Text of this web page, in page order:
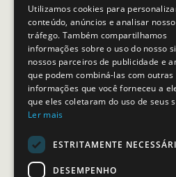
Horário de contacto:
Dias úteis das 10h as 19h
SEGUE-NOS
PAGAMENTOS SEGUROS
Utilizamos cookies para
conteúdo, anúncios e analisar nosso
tráfego. Também compartilhamos
informações sobre o uso do nosso
nossos parceiros de publicidade e
que podem combiná-las com outras
informações que você forneceu a
que eles coletaram do uso de seus
Ler mais
ESTRITAMENTE
DESEMPENHO